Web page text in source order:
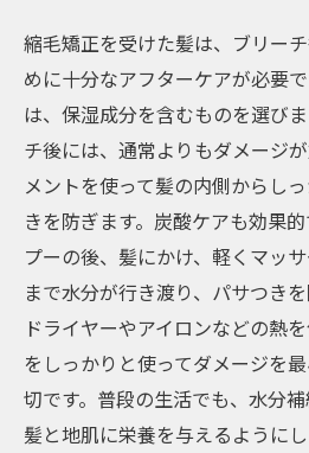
縮毛矯正を受けた髪は、ブリー
めに十分なアフターケアが必要
は、保湿成分を含むものを選び
チ後には、通常よりもダメージ
メントを使って髪の内側からし
きを防ぎます。炭酸ケアも効果
プーの後、髪にかけ、軽くマッ
まで水分が行き渡り、パサつきを
ドライヤーやアイロンなどの熱
をしっかりと使ってダメージを
切です。普段の生活でも、水分補
髪と地肌に栄養を与えるように